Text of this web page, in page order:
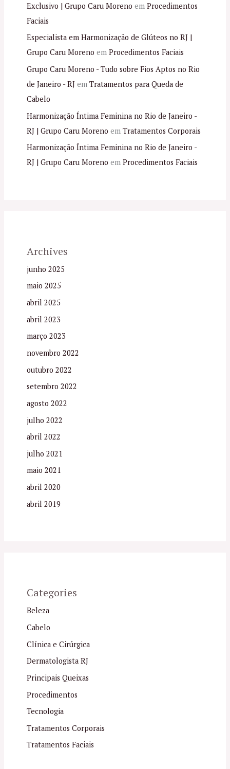
Exclusivo | Grupo Caru Moreno em Procedimentos
Faciais
Especialista em Harmonização de Glúteos no RJ |
Grupo Caru Moreno em Procedimentos Faciais
Grupo Caru Moreno - Tudo sobre Fios Aptos no Rio
de Janeiro - RJem Tratamentos para Queda de
Cabelo
Harmonização Íntima Feminina no Rio de Janeiro -
RJ | Grupo Caru Moreno em Tratamentos Corporais
Harmonização Íntima Feminina no Rio de Janeiro -
RJ | Grupo Caru Moreno em Procedimentos Faciais
Archives
junho 2025
maio 2025
abril 2025
abril 2023
março 2023
novembro 2022
outubro 2022
setembro 2022
agosto 2022
julho 2022
abril 2022
julho 2021
maio 2021
abril 2020
abril 2019
Categories
Beleza
Cabelo
Clínica e Cirúrgica
Dermatologista RJ
Principais Queixas
Procedimentos
Tecnologia
Tratamentos Corporais
Tratamentos Faciais